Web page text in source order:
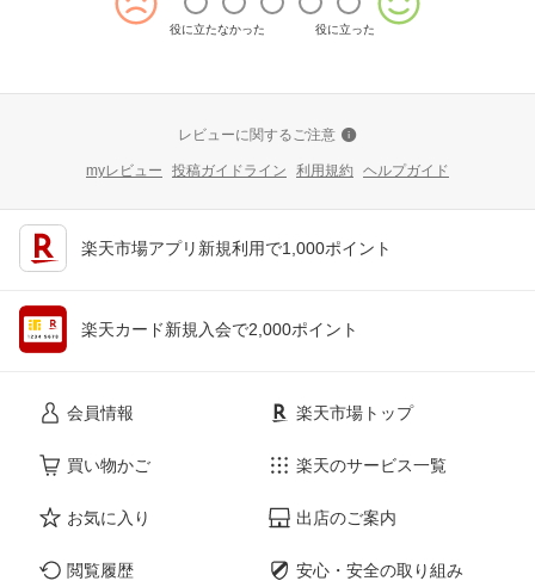
役に立たなかった 役に立った
レビューに関するご注意
myレビュー 投稿ガイドライン 利用規約 ヘルプガイド
楽天市場アプリ新規利用で1,000ポイント
楽天カード新規入会で2,000ポイント
会員情報
買い物かご
お気に入り
閲覧履歴
楽天市場トップ
楽天のサービス一覧
出店のご案内
安心・安全の取り組み